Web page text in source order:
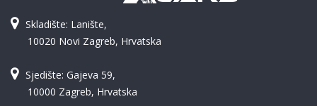
Skladište: Lanište,
10020 Novi Zagreb, Hrvatska
Sjedište: Gajeva 59,
10000 Zagreb, Hrvatska